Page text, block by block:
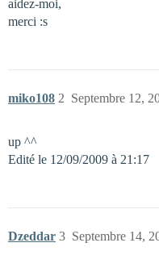
aidez-moi,
merci :s
miko108 Septembre 12,
2
up ^^
Edité le 12/09/2009 à 21:17
Dzeddar Septembre 14,
3